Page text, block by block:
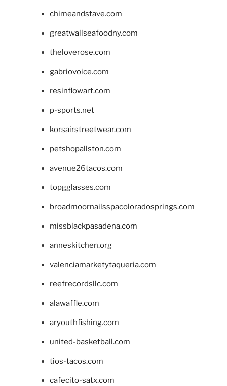
chimeandstave.com
greatwallseafoodny.com
theloverose.com
gabriovoice.com
resinflowart.com
p-sports.net
korsairstreetwear.com
petshopallston.com
avenue26tacos.com
topgglasses.com
broadmoornailsspacoloradosprings.com
missblackpasadena.com
anneskitchen.org
valenciamarketytaqueria.com
reefrecordsllc.com
alawaffle.com
aryouthfishing.com
united-basketball.com
tios-tacos.com
cafecito-satx.com